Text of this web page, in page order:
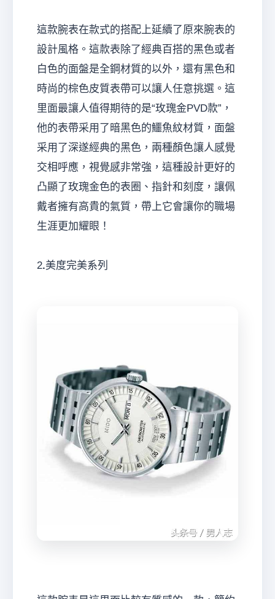
這款腕表在款式的搭配上延續了原來腕表的
設計風格。這款表除了經典百搭的黑色或者
白色的面盤是全鋼材質的以外，還有黑色和
時尚的棕色皮質表帶可以讓人任意挑選。這
里面最讓人值得期待的是“玫瑰金PVD款”，
他的表帶采用了暗黑色的鱷魚紋材質，面盤
采用了深遂經典的黑色，兩種顏色讓人感覺
交相呼應，視覺感非常強，這種設計更好的
凸顯了玫瑰金色的表圈、指針和刻度，讓佩
戴者擁有高貴的氣質，帶上它會讓你的職場
生涯更加耀眼！
2.美度完美系列